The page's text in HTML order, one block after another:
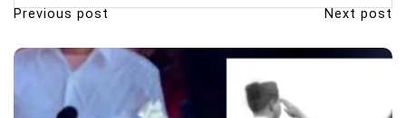
N
a
i
Previous post Next post